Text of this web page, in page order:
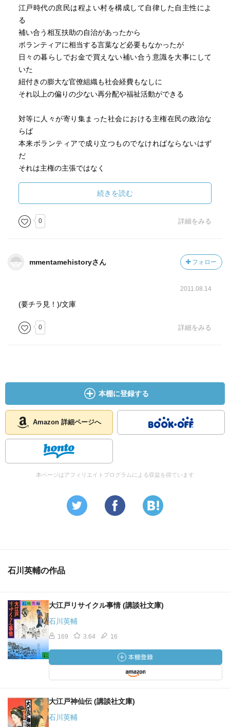
江戸時代の庶民は程よい村を構成して自律した自主性によ
る
補い合う相互扶助の自治があったから
ボランティアに相当する言葉など必要もなかったが
日々の暮らしでお金で買えない補い合う意識を大事にして
いた
紐付きの膨大な官僚組織も社会経費もなしに
それ以上の偏りの少ない再分配や福祉活動ができる
対等に人々が寄り集まった社会における主権在民の政治な
らば
本来ボランティアで成り立つものでなければならないはず
だ
それは主権の主張ではなく
経済成長率が１％にも満たない状態を保ち
趣味を愉しみ過不足なくお互いの世話を焼き合い
心の余裕を生み出していた
いつでも今を中心にして裸で要られたのではないだろうか
自分の中心に預けて宇宙の成り行きに預けることで
ここに所有という強欲を持ち込むことで調和を壊して
傲慢にも権利を主張することを覚える
自然界に権利も所有も在り得ないのだから
人間がつくり出したプライバシーというエゴの関係でしか
この自分勝手気ままをテコにして力任せの社会を逆手に取
娯楽という消費で不安を紛らわせながら依存と搾取の関係
管理社会に支配された物質依存でしかなく
能で
お飼い殺しの世界だといえるだろう
お互いを尊重し合って愉しく暮らすために三権とか法律や
政治に
管理される環境をつくる必要などない
一人ひとりが自分と相手の存在とすその距離を読めればい
尊重できる意識が在れば十分である
桃源郷では皆の幸せを考えたりしない
続きを読む
0 詳細をみる
mmentamehistoryさん フォロー
2011.08.14
(要チラ見！)/文庫
0 詳細をみる
本棚に登録する
Amazon 詳細ページへ
本ページはアフィリエイトプログラムによる収益を得ています
石川英輔の作品
大江戸リサイクル事情 (講談社文庫)
石川英輔
169 3.64 16
大江戸神仙伝 (講談社文庫)
石川英輔